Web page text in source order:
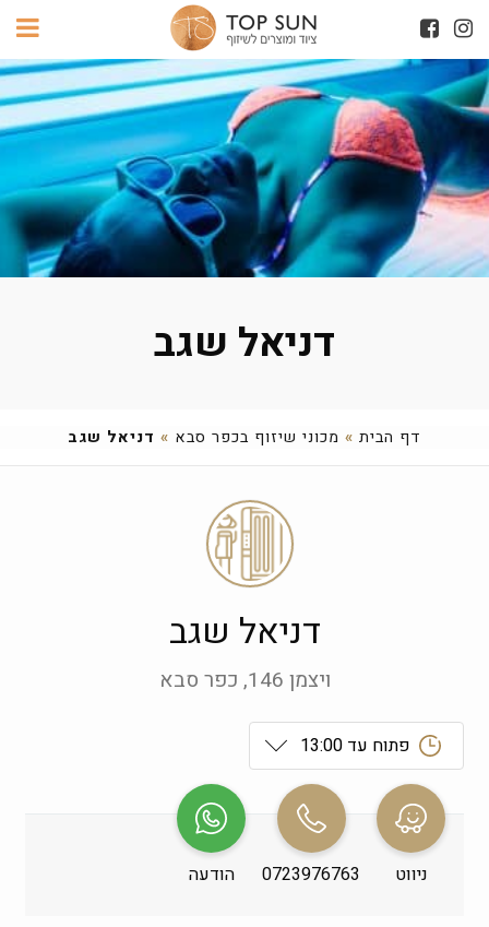
דניאל שגב
דף הבית » מכוני שיזוף בכפר סבא » דניאל שגב
דניאל שגב
ויצמן 146, כפר סבא
פתוח עד 13:00
ראשון
שני
09:00-19:00
שלישי
ניווט 0723976763 הודעה